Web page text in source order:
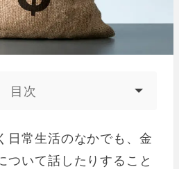
目次
日常生活のなかでも、金
ついて話したりすること